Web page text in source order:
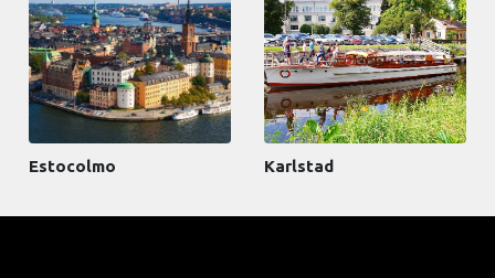
Estocolmo Karlstad